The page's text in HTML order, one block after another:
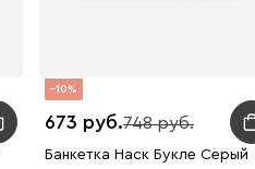
10
673 748
Банкетка Наск Букле Серый